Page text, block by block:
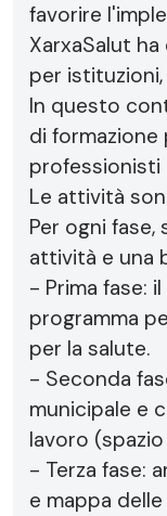
favorire
XarxaSalut
per
In questo
di formazione
professionisti
Le attività
Per ogni
attività e una
- Prima fase:
programma
per la salute.
- Seconda
municipale e
lavoro
- Terza fase:
e mappa